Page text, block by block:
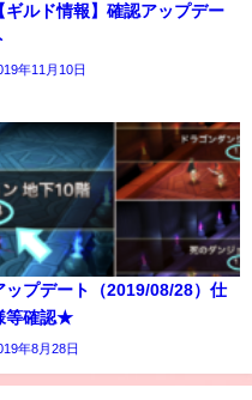
ギルド情報】確認アップデー
年11月10日
ップデート（2019/08/28）仕
等確認★
年8月28日